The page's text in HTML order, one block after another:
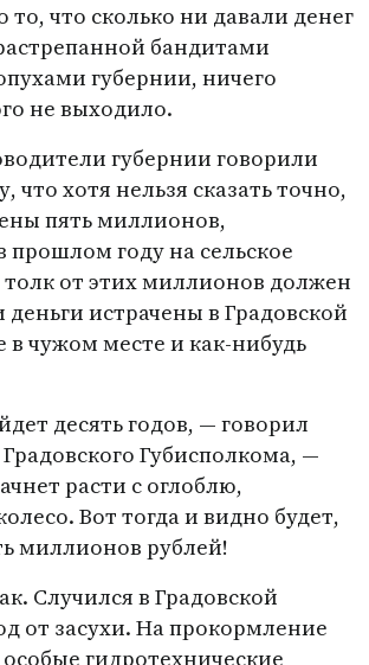
что сколько ни давали денег
бандитами
губернии, ничего
не выходило.
губернии говорили
что хотя нельзя сказать точно,
пять миллионов,
году на сельское
толк от этих миллионов должен
деньги истрачены в Градовской
в чужом месте и как-нибудь
десять годов, — говорил
Губисполкома, —
расти с оглоблю,
Вот тогда и видно будет,
миллионов рублей!
Случился в Градовской
от засухи. На прокормление
гидротехнические